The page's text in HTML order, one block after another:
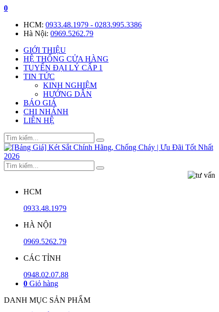
0
HCM: 0933.48.1979 - 0283.995.3386
Hà Nội: 0969.5262.79
GIỚI THIỆU
HỆ THỐNG CỬA HÀNG
TUYỂN ĐẠI LÝ CẤP 1
TIN TỨC
KINH NGHIỆM
HƯỚNG DẪN
BÁO GIÁ
CHI NHÁNH
LIÊN HỆ
HCM
0933.48.1979
HÀ NỘI
0969.5262.79
CÁC TỈNH
0948.02.07.88
0 Giỏ hàng
DANH MỤC SẢN PHẨM